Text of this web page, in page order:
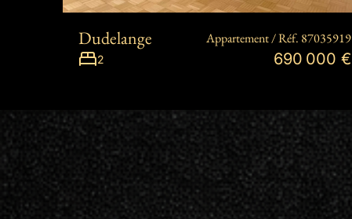
Dudelange Appartement / Réf. 87035919
2 690 000 €